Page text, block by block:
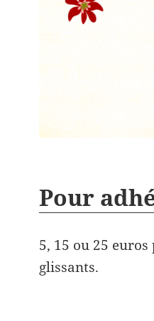
Pour
5, 15 ou 25
glissants.